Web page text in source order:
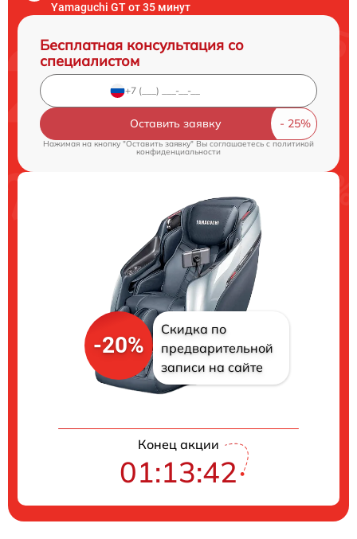
Yamaguchi GT от 35 минут
Бесплатная консультация со
специалистом
Оставить заявку
Нажимая на кнопку "Оставить заявку" Вы соглашаетесь cполитикой
конфиденциальности
-20%
Скидка по
предварительной
записи на сайте
Конец акции
01:13:41